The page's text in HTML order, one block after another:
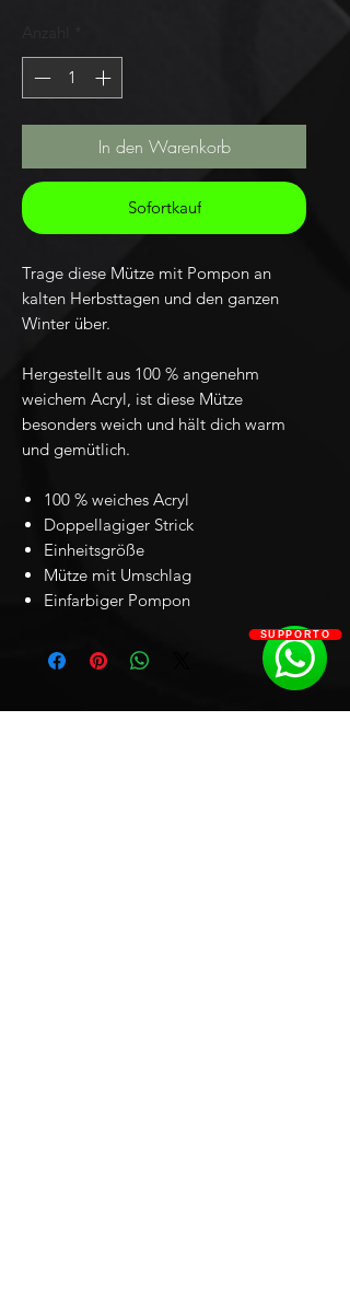
In den Warenkorb
Sofortkauf
Trage diese Mütze mit Pompon an
kalten Herbsttagen und den ganzen
Winter über.
Hergestellt aus 100 % angenehm
weichem Acryl, ist diese Mütze
besonders weich und hält dich warm
und gemütlich.
100 % weiches Acryl
Doppellagiger Strick
Einheitsgröße
Mütze mit Umschlag
Einfarbiger Pompon
SUPPORTO